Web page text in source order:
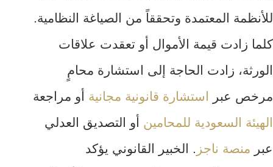
للأنظمة المعتمدة وتحققاً من الصياغة النظامية.
كلما زادت قيمة الأموال أو تعقدت علاقات
الورثة، زادت الحاجة إلى استشارة محامٍ
مرخص عبر
استشارة قانونية مجانية أو مراجعة
الهيئة السعودية للمحامين أو التصديق العدلي
عبر منصة ناجز . الخبير القانوني يؤكد